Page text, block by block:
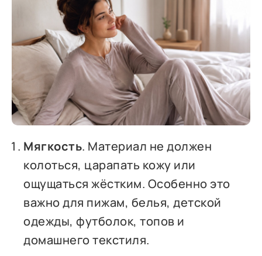
Мягкость. Материал не должен
колоться, царапать кожу или
ощущаться жёстким. Особенно это
важно для пижам, белья, детской
одежды, футболок, топов и
домашнего текстиля.